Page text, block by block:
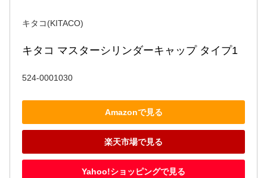
キタコ(KITACO)
キタコ マスターシリンダーキャップ タイプ1
524-0001030
Amazonで見る
楽天市場で見る
Yahoo!ショッピングで見る